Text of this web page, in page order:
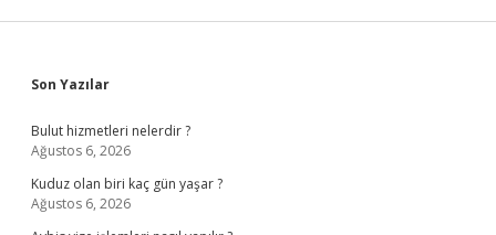
Sidebar
Son Yazılar
Bulut hizmetleri nelerdir ?
Ağustos 6, 2026
Kuduz olan biri kaç gün yaşar ?
Ağustos 6, 2026